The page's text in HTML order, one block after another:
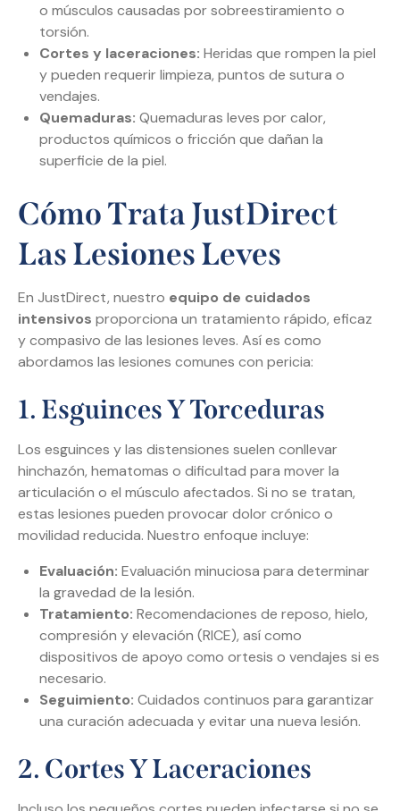
o músculos causadas por sobreestiramiento o
torsión.
Cortes y laceraciones: Heridas que rompen la piel
y pueden requerir limpieza, puntos de sutura o
vendajes.
Quemaduras: Quemaduras leves por calor,
productos químicos o fricción que dañan la
superficie de la piel.
Cómo Trata JustDirect
Las Lesiones Leves
En JustDirect, nuestro equipo de cuidados
intensivos proporciona un tratamiento rápido, eficaz
y compasivo de las lesiones leves. Así es como
abordamos las lesiones comunes con pericia:
1. Esguinces Y Torceduras
Los esguinces y las distensiones suelen conllevar
hinchazón, hematomas o dificultad para mover la
articulación o el músculo afectados. Si no se tratan,
estas lesiones pueden provocar dolor crónico o
movilidad reducida. Nuestro enfoque incluye:
Evaluación: Evaluación minuciosa para determinar
la gravedad de la lesión.
Tratamiento: Recomendaciones de reposo, hielo,
compresión y elevación (RICE), así como
dispositivos de apoyo como ortesis o vendajes si es
necesario.
Seguimiento: Cuidados continuos para garantizar
una curación adecuada y evitar una nueva lesión.
2. Cortes Y Laceraciones